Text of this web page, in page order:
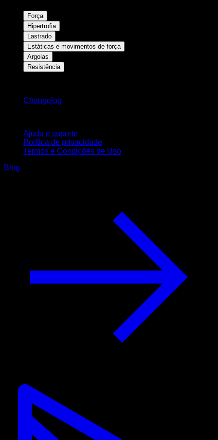
Força
Hipertrofia
Lastrado
Estáticas e movimentos de força
Argolas
Resistência
Changelog
Ajuda e suporte
Política de privacidade
Termos e Condições de Uso
Blog